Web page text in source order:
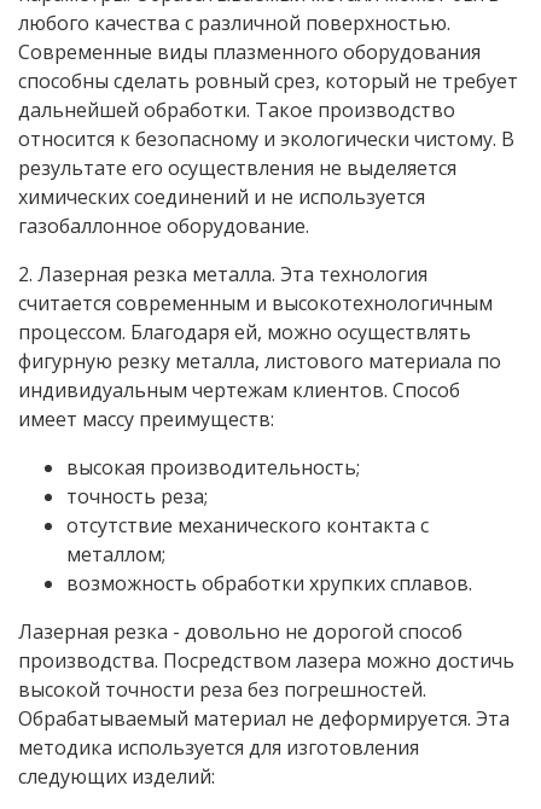
любого качества с различной поверхностью.
Современные виды плазменного оборудования
способны сделать ровный срез, который не требует
дальнейшей обработки. Такое производство
относится к безопасному и экологически чистому. В
результате его осуществления не выделяется
химических соединений и не используется
газобаллонное оборудование.
2. Лазерная резка металла. Эта технология
считается современным и высокотехнологичным
процессом. Благодаря ей, можно осуществлять
фигурную резку металла, листового материала по
индивидуальным чертежам клиентов. Способ
имеет массу преимуществ:
высокая производительность;
точность реза;
отсутствие механического контакта с
металлом;
возможность обработки хрупких сплавов.
Лазерная резка - довольно не дорогой способ
производства. Посредством лазера можно достичь
высокой точности реза без погрешностей.
Обрабатываемый материал не деформируется. Эта
методика используется для изготовления
следующих изделий: